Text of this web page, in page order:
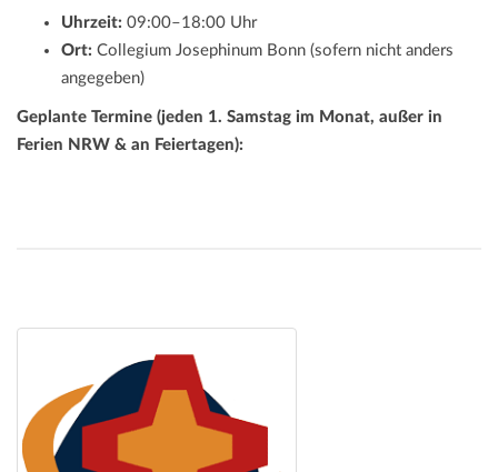
Uhrzeit: 09:00–18:00 Uhr
Ort: Collegium Josephinum Bonn (sofern nicht anders
angegeben)
Geplante Termine (jeden 1. Samstag im Monat, außer in
Ferien NRW & an Feiertagen):